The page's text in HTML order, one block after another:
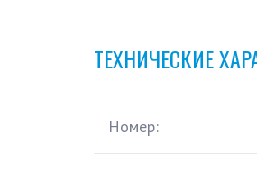
ТЕХНИЧЕСКИЕ
Номер: